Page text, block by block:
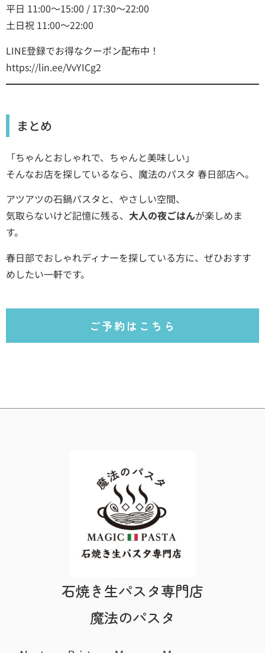
平日 11:00〜15:00 / 17:30〜22:00
土日祝 11:00〜22:00
LINE登録でお得なクーポン配布中！
https://lin.ee/VvYICg2
まとめ
「ちゃんとおしゃれで、ちゃんと美味しい」
そんなお店を探しているなら、魔法のパスタ 春日部店へ。
アツアツの石鍋パスタと、やさしい空間、
気取らないけど記憶に残る、 大人の夜ごはんが楽しめま
す。
春日部でおしゃれディナーを探している方に、ぜひおすす
めしたい一軒です。
ご予約はこちら
石焼き生パスタ専門店
魔法のパスタ